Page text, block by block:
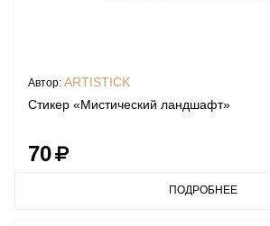
Автор: ARTISTICK
Стикер «Мистический ландшафт»
70
ПОДРОБНЕЕ